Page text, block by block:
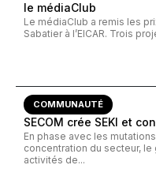
le médiaClub
Le médiaClub a remis les
Sabatier à l’EICAR. Trois
COMMUNAUTÉ
SECOM crée SEKI et
En phase avec les
concentration du secteur,
activités de...